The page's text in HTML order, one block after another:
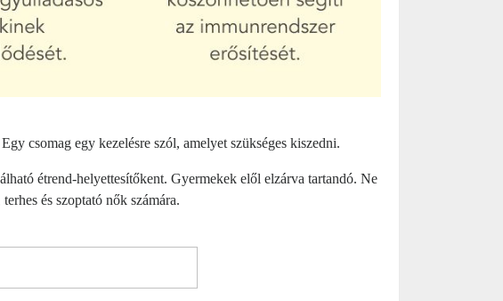
csomag egy kezelésre szól, amelyet szükséges kiszedni.
étrend-helyettesítőkent. Gyermekek elől elzárva tartandó. Ne
és szoptató nők számára.